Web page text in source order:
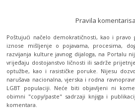
Pravila
Poštujući načelo demokratičnosti, kao i
iznose mišljenje o pojavama, procesima,
razvijanja kulture javnog dijaloga, na Portalu
vrijeđaju dostojanstvo ličnosti ili sadrže
optužbe, kao i rasističke poruke. Nijesu
narušava nacionalna, vjerska i rodna
LGBT populaciji. Neće biti objavljeni ni
obimni "copy/paste" sadrzaji knjiga i
komentara.